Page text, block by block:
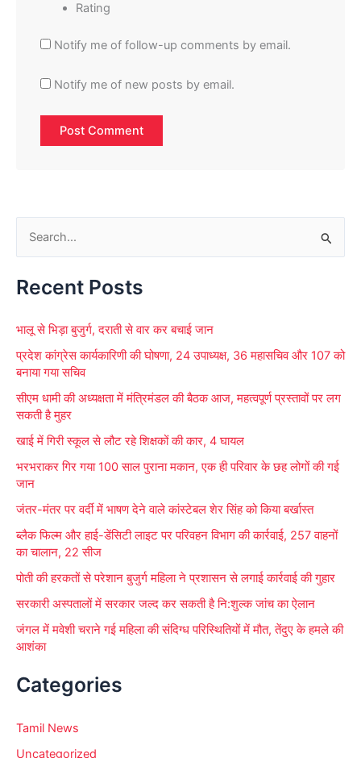
Rating
Notify me of follow-up comments by email.
Notify me of new posts by email.
a
c
h
o
Recent Posts
भालू से भिड़ा बुजुर्ग, दराती से वार कर बचाई जान
प्रदेश कांग्रेस कार्यकारिणी की घोषणा, 24 उपाध्यक्ष, 36 महासचिव और 107 को
बनाया गया सचिव
सीएम धामी की अध्यक्षता में मंत्रिमंडल की बैठक आज, महत्वपूर्ण प्रस्तावों पर लग
सकती है मुहर
खाई में गिरी स्कूल से लौट रहे शिक्षकों की कार, 4 घायल
भरभराकर गिर गया 100 साल पुराना मकान, एक ही परिवार के छह लोगों की गई
जान
जंतर-मंतर पर वर्दी में भाषण देने वाले कांस्टेबल शेर सिंह को किया बर्खास्त
ब्लैक फिल्म और हाई-डेंसिटी लाइट पर परिवहन विभाग की कार्रवाई, 257 वाहनों
का चालान, 22 सीज
पोती की हरकतों से परेशान बुजुर्ग महिला ने प्रशासन से लगाई कार्रवाई की गुहार
सरकारी अस्पतालों में सरकार जल्द कर सकती है नि:शुल्क जांच का ऐलान
जंगल में मवेशी चराने गई महिला की संदिग्ध परिस्थितियों में मौत, तेंदुए के हमले की
आशंका
Categories
Tamil News
Uncategorized